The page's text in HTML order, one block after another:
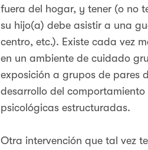
fuera del hogar, y tener (o no
su hijo(a) debe asistir a una
centro, etc.). Existe cada vez
en un ambiente de cuidado
exposición a grupos de pares
desarrollo del
psicológicas estructuradas.
Otra intervención que tal vez